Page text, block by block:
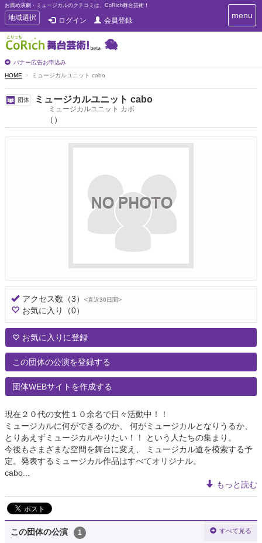
お薦め演劇・ミュージカルのクチコミは、CoRich舞台芸術！
T
o
g
g
e
n
a
v
i
a
t
地域選択 ログイン 会員登録
バナー広告お申込み
T
o
menu
HOME ミュージカルユニット cabo
団体 ミュージカルユニット cabo
ミュージカルユニット カボ
（）
アクセス数 （3） <直近30日間>
お気に入り （0）
お気に入りに登録
この団体の公演を登録する
団体WEBサイトを作成する
現在２０代の女性１０余名で日々活動中！！
ミュージカルに何ができるのか、 何がミュージカルとなりうるか、
とりあえずミュージカルやりたい！！ という人たちの集まり。
今後もさまざまな空間を舞台に変え、 ミュージカル道を模索する予
定。発表するミュージカル作品はすべてオリジナル。
cabo...
もっと読む
この団体の公演 1 すべて見る